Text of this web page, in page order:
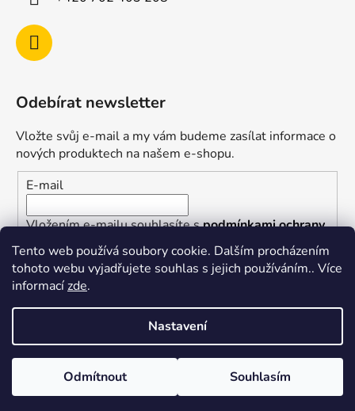
Tento web používá soubory cookie. Dalším procházením
tohoto webu vyjadřujete souhlas s jejich používáním.. Více
informacízde.
Nastavení
Odmítnout Souhlasím
Odebírat newsletter
Vložte svůj e-mail a my vám budeme zasílat informace o
nových produktech na našem e-shopu.
E-mail
Vložením e-mailu souhlasíte spodmínkami ochrany
osobních údajů
PŘIHLÁSIT SE
Vytvořil Shoptet
Copyright 2026
. Všechna práva
vyhrazena.